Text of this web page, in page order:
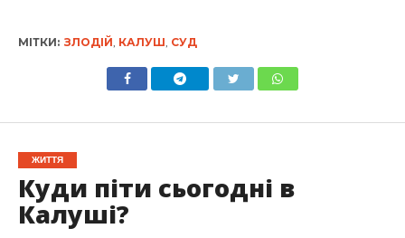
МІТКИ: ЗЛОДІЙ КАЛУШ СУД
ЖИТТЯ
Куди піти сьогодні в
Калуші?